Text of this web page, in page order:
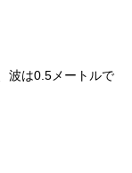
波は0.5メートルで